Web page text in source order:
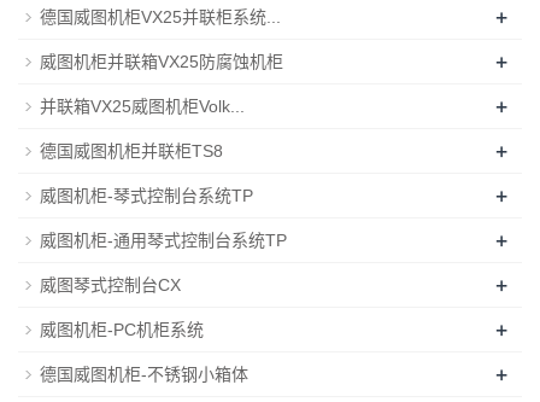
德国威图机柜VX25并联柜系统... +
威图机柜并联箱VX25防腐蚀机柜 +
并联箱VX25威图机柜Volk... +
德国威图机柜并联柜TS8 +
威图机柜-琴式控制台系统TP +
威图机柜-通用琴式控制台系统TP +
威图琴式控制台CX +
威图机柜-PC机柜系统 +
德国威图机柜-不锈钢小箱体 +